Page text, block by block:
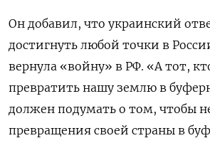
Он добавил, что украинский
достигнуть любой точки в
вернула «войну» в РФ. «А тот,
превратить нашу землю в
должен подумать о том, чтобы
превращения своей страны в